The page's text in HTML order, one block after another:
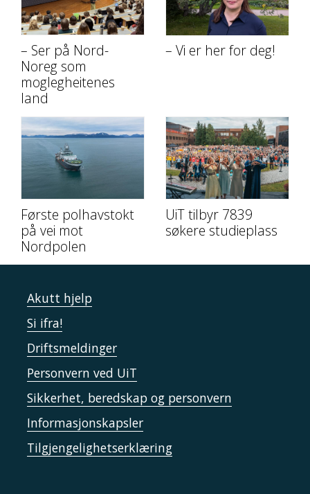
– Ser på Nord-
Noreg som
moglegheitenes
land
– Vi er her for deg!
Første polhavstokt
på vei mot
Nordpolen
UiT tilbyr 7839
søkere studieplass
Akutt hjelp
Si ifra!
Driftsmeldinger
Personvern ved UiT
Sikkerhet, beredskap og personvern
Informasjonskapsler
Tilgjengelighetserklæring